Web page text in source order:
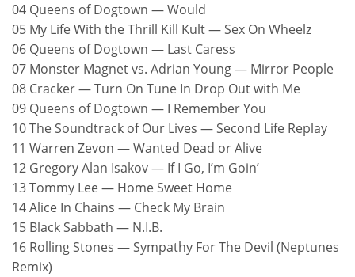
04 Queens of Dogtown — Would
05 My Life With the Thrill Kill Kult — Sex On Wheelz
06 Queens of Dogtown — Last Caress
07 Monster Magnet vs. Adrian Young — Mirror People
08 Cracker — Turn On Tune In Drop Out with Me
09 Queens of Dogtown — I Remember You
10 The Soundtrack of Our Lives — Second Life Replay
11 Warren Zevon — Wanted Dead or Alive
12 Gregory Alan Isakov — If I Go, I’m Goin’
13 Tommy Lee — Home Sweet Home
14 Alice In Chains — Check My Brain
15 Black Sabbath — N.I.B.
16 Rolling Stones — Sympathy For The Devil (Neptunes
Remix)